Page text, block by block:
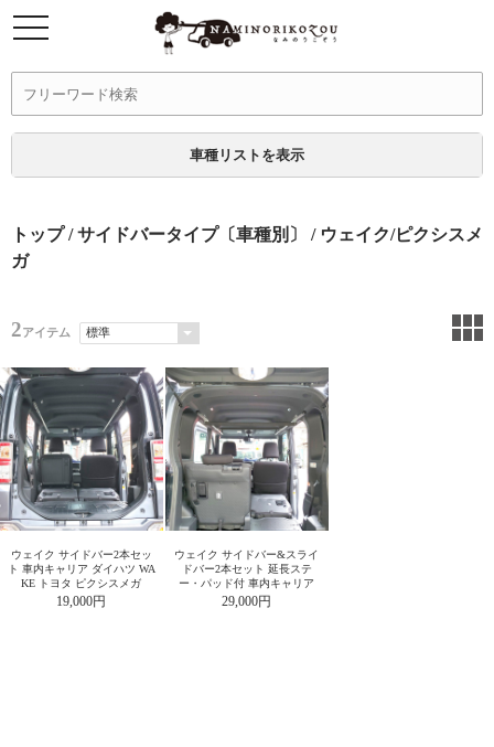
車種リストを表示
トップ/サイドバータイプ〔車種別〕
/ ウェイク/ピクシスメ
ガ
2アイテム
ウェイク サイドバー2本セッ
ト 車内キャリア ダイハツ WA
KE トヨタ ピクシスメガ
19,000円
ウェイク サイドバー&スライ
ドバー2本セット 延長ステ
ー・パッド付 車内キャリア
29,000円